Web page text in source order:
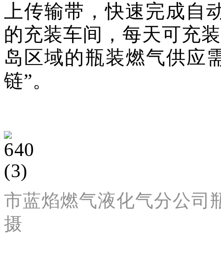
上传输带，快速完成自
的充装车间，每天可充
岛区域的瓶装燃气供应
链”。
市蓝焰燃气液化气分公司
摄